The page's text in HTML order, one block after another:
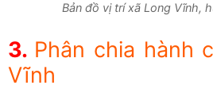
Bản đồ vị trí xã Long Vĩnh,
Phân chia hành
Vĩnh